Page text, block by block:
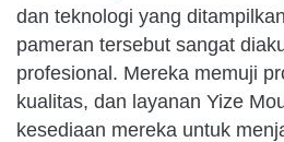
dan teknologi yang
pameran tersebut sangat
profesional. Mereka memuji
kualitas, dan layanan Yize
kesediaan mereka untuk